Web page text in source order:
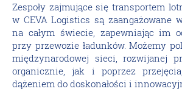
Zespoły zajmujące się transportem
w CEVA Logistics są zaangażowane
na całym świecie, zapewniając im
przy przewozie ładunków. Możemy
międzynarodowej sieci, rozwijanej
organicznie, jak i poprzez
dążeniem do doskonałości i